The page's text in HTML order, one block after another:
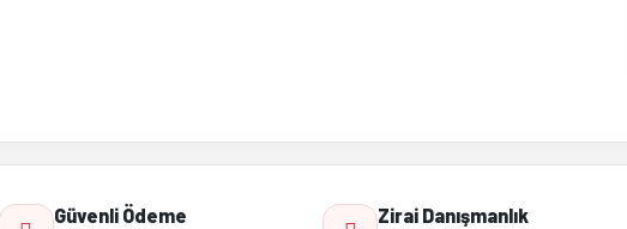
Güvenli Ödeme Zirai Danışmanlık